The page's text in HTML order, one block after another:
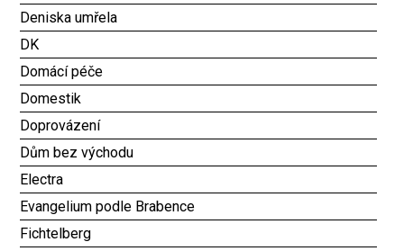
Deniska umřela
DK
Domácí péče
Domestik
Doprovázení
Dům bez východu
Electra
Evangelium podle Brabence
Fichtelberg